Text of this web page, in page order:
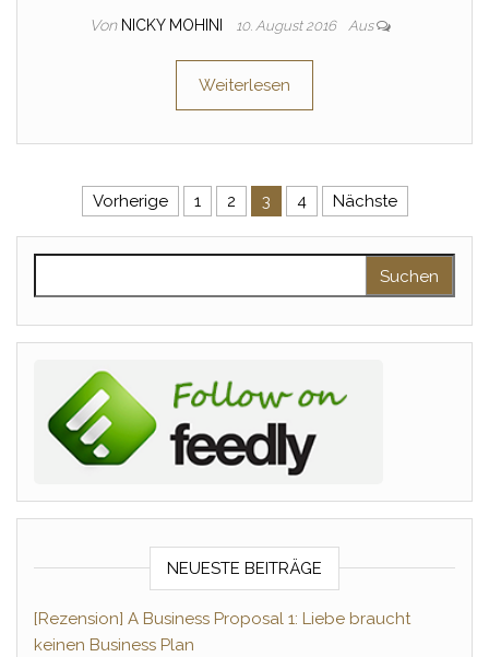
Von NICKY MOHINI 10. August 2016 Aus
Weiterlesen
Seitennummerierung der
Vorherige 1 2 3 4 Nächste
NEUESTE BEITRÄGE
[Rezension] A Business Proposal 1: Liebe braucht
keinen Business Plan